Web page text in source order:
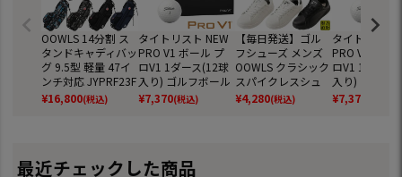
OOWLS 14分割 ス
タンドキャディバッ
グ 9.5型 軽量 47イ
ンチ対応 JYPRF23F
SB 【JYPER'Sオリ
ジナル商品】
¥16,800(税込)
タイトリスト NEW
PRO V1 ボール プ
ロV1 1ダース(12球
入り) ゴルフボール
2025年モデル TITL
EIST 日本正規品
¥7,370(税込)
【毎日発送】ゴル
フシューズ メンズ
OOWLS クラシック
スパイクレスシュ
ーズ JYPRF003 ス
パイクレスシューズ
¥4,280(税込)
タイトリスト
PRO V1x ボ
ロV1 1ダース
入り) ゴルフ
2025年モデル
EIST 日本正
¥7,370
最近チェックした商品